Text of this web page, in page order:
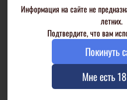
Отзывы
Информация на сайте не
летних.
Подтвердите, что вам
Покинуть
Мне есть